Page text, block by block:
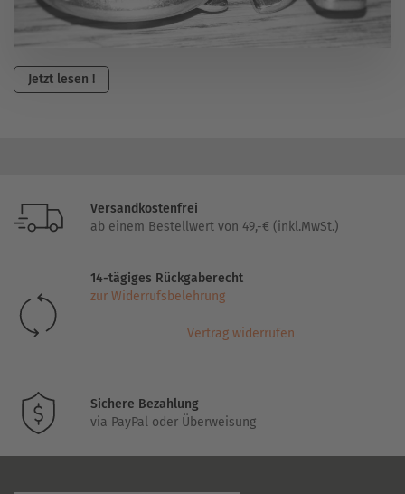
Jetzt lesen !
Versandkostenfrei
ab einem Bestellwert von 49,-€ (inkl.MwSt.)
14-tägiges Rückgaberecht
zur Widerrufsbelehrung
Vertrag widerrufen
Sichere Bezahlung
via PayPal oder Überweisung